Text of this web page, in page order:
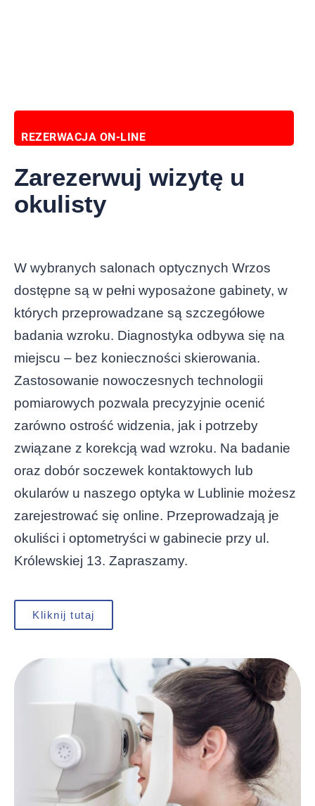
REZERWACJA ON-LINE
Zarezerwuj wizytę u
okulisty
W wybranych salonach optycznych Wrzos
dostępne są w pełni wyposażone gabinety, w
których przeprowadzane są szczegółowe
badania wzroku. Diagnostyka odbywa się na
miejscu – bez konieczności skierowania.
Zastosowanie nowoczesnych technologii
pomiarowych pozwala precyzyjnie ocenić
zarówno ostrość widzenia, jak i potrzeby
związane z korekcją wad wzroku. Na badanie
oraz dobór soczewek kontaktowych lub
okularów u naszego optyka w Lublinie możesz
zarejestrować się online. Przeprowadzają je
okuliści i optometryści w gabinecie przy ul.
Królewskiej 13. Zapraszamy.
Kliknij tutaj